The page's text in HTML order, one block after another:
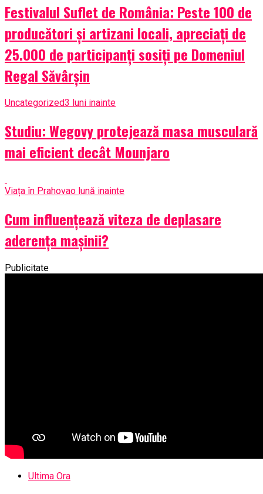
Festivalul Suflet de România: Peste 100 de
producători și artizani locali, apreciați de
25.000 de participanți sosiți pe Domeniul
Regal Săvârșin
Uncategorized3 luni inainte
Studiu: Wegovy protejează masa musculară
mai eficient decât Mounjaro
Viața în Prahovao lună inainte
Cum influențează viteza de deplasare
aderența mașinii?
Publicitate
Ultima Ora